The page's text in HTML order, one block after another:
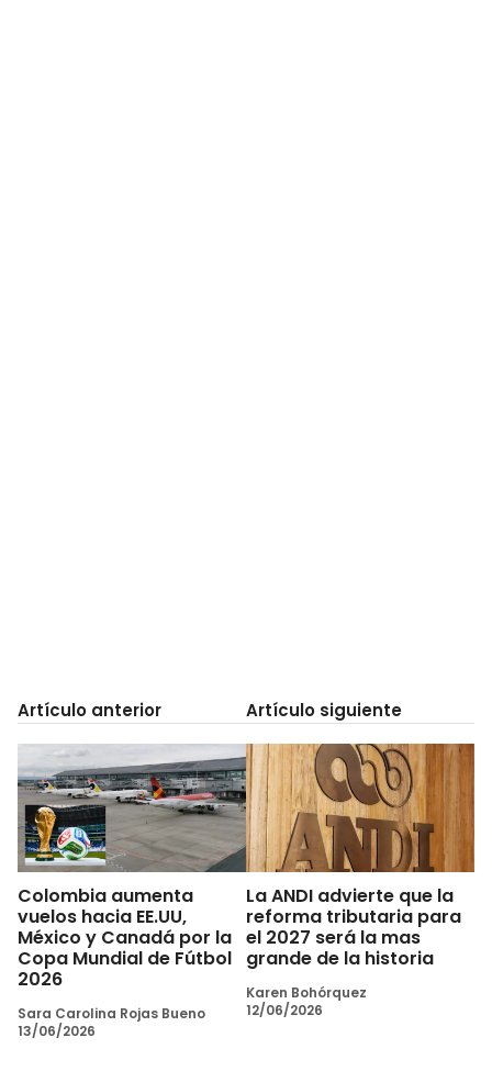
Artículo anterior
Colombia aumenta
vuelos hacia EE.UU,
México y Canadá por la
Copa Mundial de Fútbol
2026
Sara Carolina Rojas Bueno
13/06/2026
Artículo siguiente
La ANDI advierte que la
reforma tributaria para
el 2027 será la mas
grande de la historia
Karen Bohórquez
12/06/2026